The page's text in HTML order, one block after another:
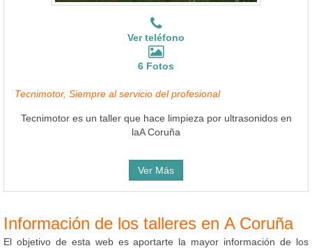
Ver teléfono
6 Fotos
Tecnimotor, Siempre al servicio del profesional
Tecnimotor es un taller que hace limpieza por ultrasonidos en
laA Coruña
Ver Más
Información de los talleres en A Coruña
El objetivo de esta web es aportarte la mayor información de los